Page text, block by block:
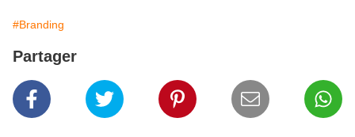
#Branding
Partager